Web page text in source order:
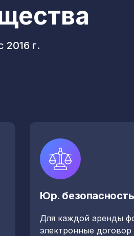
г.
Юр. безопасность
Для каждой аренды
электронные